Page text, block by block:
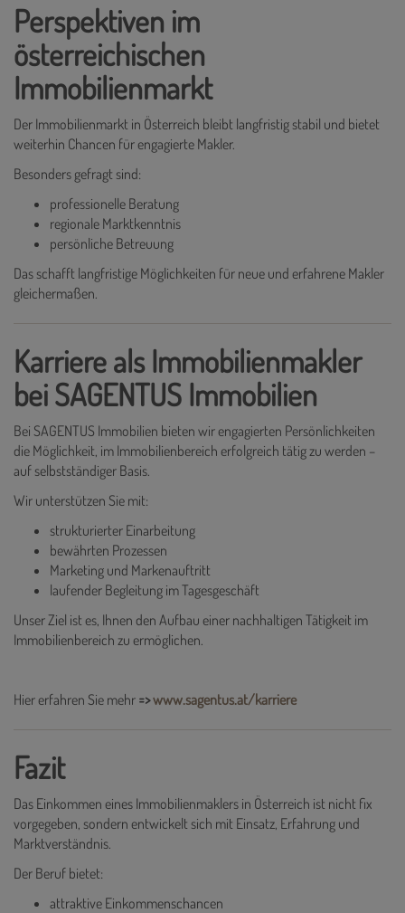
Perspektiven im
österreichischen
Immobilienmarkt
Der Immobilienmarkt in Österreich bleibt langfristig stabil und bietet
weiterhin Chancen für engagierte Makler.
Besonders gefragt sind:
professionelle Beratung
regionale Marktkenntnis
persönliche Betreuung
Das schafft langfristige Möglichkeiten für neue und erfahrene Makler
gleichermaßen.
Karriere als Immobilienmakler
bei SAGENTUS Immobilien
Bei SAGENTUS Immobilien bieten wir engagierten Persönlichkeiten
die Möglichkeit, im Immobilienbereich erfolgreich tätig zu werden –
auf selbstständiger Basis.
Wir unterstützen Sie mit:
strukturierter Einarbeitung
bewährten Prozessen
Marketing und Markenauftritt
laufender Begleitung im Tagesgeschäft
Unser Ziel ist es, Ihnen den Aufbau einer nachhaltigen Tätigkeit im
Immobilienbereich zu ermöglichen.
Hier erfahren Sie mehr =>www.sagentus.at/karriere
Fazit
Das Einkommen eines Immobilienmaklers in Österreich ist nicht fix
vorgegeben, sondern entwickelt sich mit Einsatz, Erfahrung und
Marktverständnis.
Der Beruf bietet:
attraktive Einkommenschancen